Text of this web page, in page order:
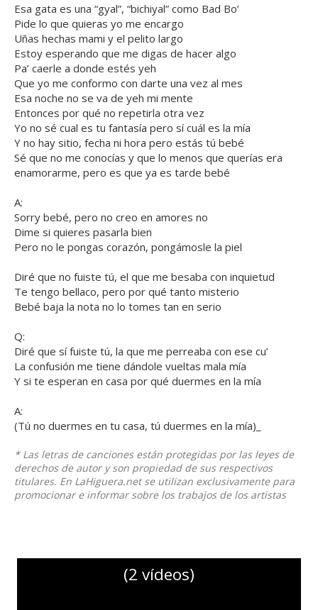
Esa gata es una “gyal”, “bichiyal” como Bad Bo’
Pide lo que quieras yo me encargo
Uñas hechas mami y el pelito largo
Estoy esperando que me digas de hacer algo
Pa’ caerle a donde estés yeh
Que yo me conformo con darte una vez al mes
Esa noche no se va de yeh mi mente
Entonces por qué no repetirla otra vez
Yo no sé cual es tu fantasía pero sí cuál es la mía
Y no hay sitio, fecha ni hora pero estás tú bebé
Sé que no me conocías y que lo menos que querías era
enamorarme, pero es que ya es tarde bebé
A:
Sorry bebé, pero no creo en amores no
Dime si quieres pasarla bien
Pero no le pongas corazón, pongámosle la piel
Diré que no fuiste tú, el que me besaba con inquietud
Te tengo bellaco, pero por qué tanto misterio
Bebé baja la nota no lo tomes tan en serio
Q:
Diré que sí fuiste tú, la que me perreaba con ese cu’
La confusión me tiene dándole vueltas mala mía
Y si te esperan en casa por qué duermes en la mía
A:
(Tú no duermes en tu casa, tú duermes en la mía)_
* Las letras de canciones están protegidas por las leyes de
derechos de autor y son propiedad de sus respectivos
titulares. En LaHiguera.net se utilizan exclusivamente para
promocionar e informar sobre los trabajos de los artistas
(2 vídeos)